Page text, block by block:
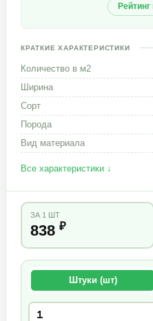
КРАТКИЕ ХАРАКТЕРИСТИКИ
Количество в м2
Ширина
Сорт
Порода
Вид материала
Все характеристики ↓
ЗА 1 ШТ
838 ₽
Штуки (шт)